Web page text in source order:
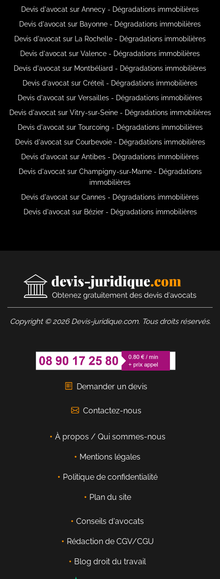
Devis d'avocat sur Annecy - Dégradations immobilières
Devis d'avocat sur Bayonne - Dégradations immobilières
Devis d'avocat sur La Rochelle - Dégradations immobilières
Devis d'avocat sur Valence - Dégradations immobilières
Devis d'avocat sur Montbéliard - Dégradations immobilières
Devis d'avocat sur Créteil - Dégradations immobilières
Devis d'avocat sur Versailles - Dégradations immobilières
Devis d'avocat sur Vitry-sur-Seine - Dégradations immobilières
Devis d'avocat sur Tourcoing - Dégradations immobilières
Devis d'avocat sur Courbevoie - Dégradations immobilières
Devis d'avocat sur Antibes - Dégradations immobilières
Devis d'avocat sur Champigny-sur-Marne - Dégradations
immobilières
Devis d'avocat sur Cannes - Dégradations immobilières
Devis d'avocat sur Bézier - Dégradations immobilières
Copyright © 2026 Devis-juridique.com. Tous droits réservés.
Demander un devis
Contactez-nous
À propos / Qui sommes-nous
Mentions légales
Politique de confidentialité
Plan du site
Conseils d'avocats
Rédaction de CGV/CGU
Blog droit du travail